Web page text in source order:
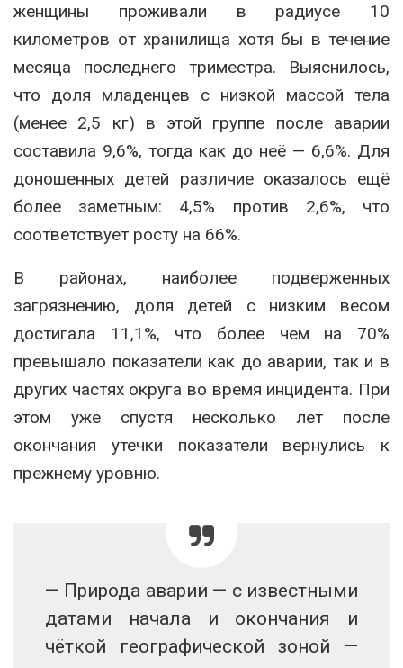
женщины проживали в радиусе 10
километров от хранилища хотя бы в течение
месяца последнего триместра. Выяснилось,
что доля младенцев с низкой массой тела
(менее 2,5 кг) в этой группе после аварии
составила 9,6%, тогда как до неё — 6,6%. Для
доношенных детей различие оказалось ещё
более заметным: 4,5% против 2,6%, что
соответствует росту на 66%.
В районах, наиболее подверженных
загрязнению, доля детей с низким весом
достигала 11,1%, что более чем на 70%
превышало показатели как до аварии, так и в
других частях округа во время инцидента. При
этом уже спустя несколько лет после
окончания утечки показатели вернулись к
прежнему уровню.
— Природа аварии — с известными
датами начала и окончания и
чёткой географической зоной —